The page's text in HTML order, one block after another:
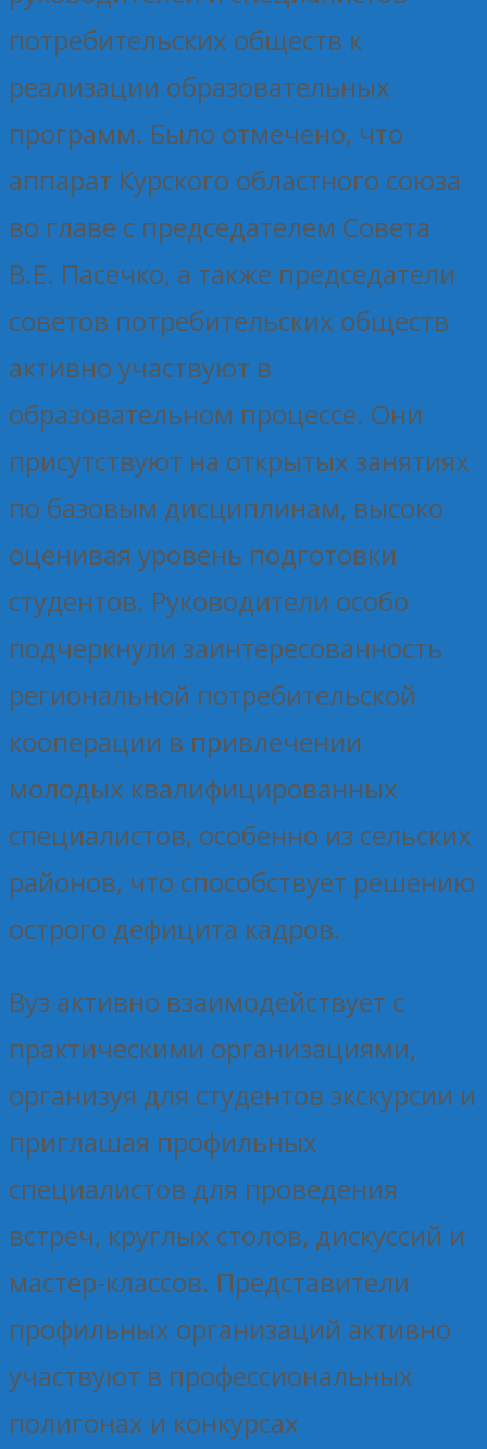
потребительских обществ к
реализации образовательных
программ. Было отмечено, что
аппарат Курского областного союза
во главе с председателем Совета
В.Е. Пасечко, а также председатели
советов потребительских обществ
активно участвуют в
образовательном процессе. Они
присутствуют на открытых занятиях
по базовым дисциплинам, высоко
оценивая уровень подготовки
студентов. Руководители особо
подчеркнули заинтересованность
региональной потребительской
кооперации в привлечении
молодых квалифицированных
специалистов, особенно из сельских
районов, что способствует решению
острого дефицита кадров.
Вуз активно взаимодействует с
практическими организациями,
организуя для студентов экскурсии и
приглашая профильных
специалистов для проведения
встреч, круглых столов, дискуссий и
мастер-классов. Представители
профильных организаций активно
участвуют в профессиональных
полигонах и конкурсах